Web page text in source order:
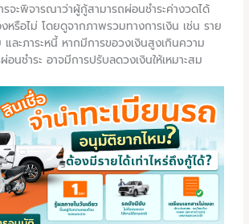
จะพิจารณาว่าผู้กู้สามารถผ่อนชำระค่างวดได้
หรือไม่ โดยดูจากภาพรวมทางการเงิน เช่น ราย
และภาระหนี้ หากมีการขอวงเงินสูงเกินความ
อนชำระ อาจมีการปรับลดวงเงินให้เหมาะสม